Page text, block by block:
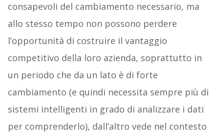
consapevoli del cambiamento necessario, ma
allo stesso tempo non possono perdere
l’opportunità di costruire il vantaggio
competitivo della loro azienda, soprattutto in
un periodo che da un lato è di forte
cambiamento (e quindi necessita sempre più di
sistemi intelligenti in grado di analizzare i dati
per comprenderlo), dall’altro vede nel contesto